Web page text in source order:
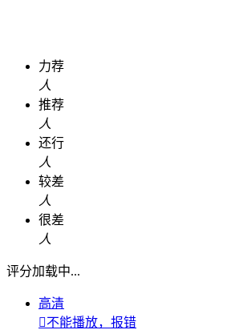
力荐
人
推荐
人
还行
人
较差
人
很差
人
评分加载中...
高清
不能播放，报错